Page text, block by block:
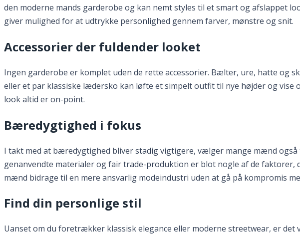
den moderne mands garderobe og kan nemt styles til et smart og afslappet
giver mulighed for at udtrykke personlighed gennem farver, mønstre og snit.
Accessorier der fuldender looket
Ingen garderobe er komplet uden de rette accessorier. Bælter, ure, hatte og
eller et par klassiske lædersko kan løfte et simpelt outfit til nye højder og
look altid er on-point.
Bæredygtighed i fokus
I takt med at bæredygtighed bliver stadig vigtigere, vælger mange mænd
genanvendte materialer og fair trade-produktion er blot nogle af de
mænd bidrage til en mere ansvarlig modeindustri uden at gå på kompromis
Find din personlige stil
Uanset om du foretrækker klassisk elegance eller moderne streetwear, er